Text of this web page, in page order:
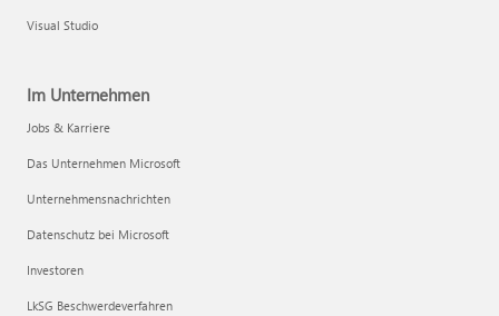
Visual Studio
Im Unternehmen
Jobs & Karriere
Das Unternehmen Microsoft
Unternehmensnachrichten
Datenschutz bei Microsoft
Investoren
LkSG Beschwerdeverfahren